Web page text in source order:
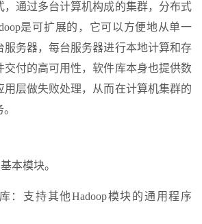
，通过多台计算机构成的集群，分布式
是可扩展的，它可以方便地从单一
服务器，每台服务器进行本地计算和存
交付的高可用性，软件库本身也提供数
用层做失败处理，从而在计算机集群的
本模块。
：支持其他Hadoop模块的通用程序